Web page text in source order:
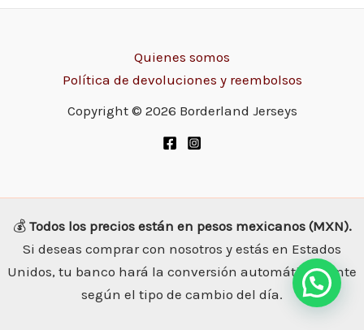
Quienes somos
Política de devoluciones y reembolsos
Copyright © 2026 Borderland Jerseys
💰 Todos los precios están en pesos mexicanos (MXN).
Si deseas comprar con nosotros y estás en Estados
Unidos, tu banco hará la conversión automáticamente
según el tipo de cambio del día.